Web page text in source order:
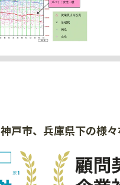
神戸市、兵庫県下の様